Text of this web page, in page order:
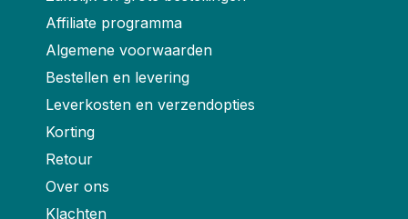
Affiliate programma
Algemene voorwaarden
Bestellen en levering
Leverkosten en verzendopties
Korting
Retour
Over ons
Klachten